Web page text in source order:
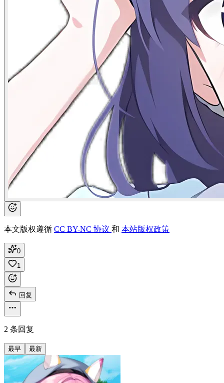
本文版权遵循 CC BY-NC 协议 和 本站版权政策
0
1
回复
2 条回复
最早 最新